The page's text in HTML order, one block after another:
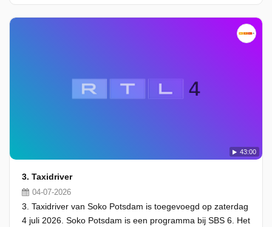
43:00
3. Taxidriver
04-07-2026
3. Taxidriver van Soko Potsdam is toegevoegd op zaterdag
4 juli 2026. Soko Potsdam is een programma bij SBS 6. Het